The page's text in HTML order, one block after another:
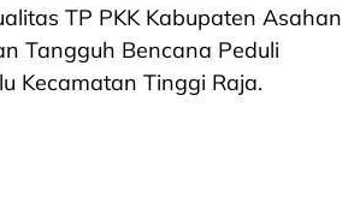
TP PKK Kabupaten Asahan
Tangguh Bencana Peduli
Kecamatan Tinggi Raja.